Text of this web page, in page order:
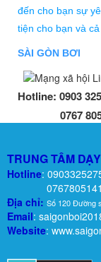
đến cho bạn sự
tiện cho bạn và cả
SÀI GÒN BƠI
Hotline: 0903
0767
TRUNG TÂM
Hotline:
0767805141
Địa chỉ: Số 120 Đường
Email:
Website: